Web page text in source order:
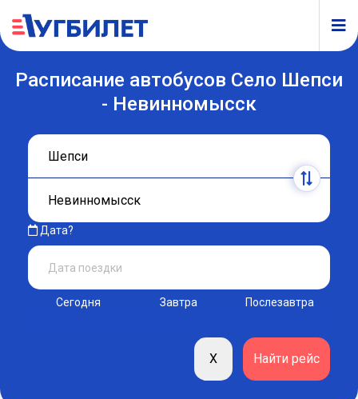
Расписание автобусов Село Шепси
- Невинномысск
Дата?
Сегодня Завтра Послезавтра